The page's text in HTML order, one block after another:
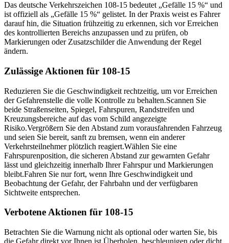
Das deutsche Verkehrszeichen 108-15 bedeutet „Gefälle 15 %“ und
ist offiziell als „Gefälle 15 %“ gelistet. In der Praxis weist es Fahrer
darauf hin, die Situation frühzeitig zu erkennen, sich vor Erreichen
des kontrollierten Bereichs anzupassen und zu prüfen, ob
Markierungen oder Zusatzschilder die Anwendung der Regel
ändern.
Zulässige Aktionen für 108-15
Reduzieren Sie die Geschwindigkeit rechtzeitig, um vor Erreichen
der Gefahrenstelle die volle Kontrolle zu behalten.Scannen Sie
beide Straßenseiten, Spiegel, Fahrspuren, Randstreifen und
Kreuzungsbereiche auf das vom Schild angezeigte
Risiko.Vergrößern Sie den Abstand zum vorausfahrenden Fahrzeug
und seien Sie bereit, sanft zu bremsen, wenn ein anderer
Verkehrsteilnehmer plötzlich reagiert.Wählen Sie eine
Fahrspurenposition, die sicheren Abstand zur gewarnten Gefahr
lässt und gleichzeitig innerhalb Ihrer Fahrspur und Markierungen
bleibt.Fahren Sie nur fort, wenn Ihre Geschwindigkeit und
Beobachtung der Gefahr, der Fahrbahn und der verfügbaren
Sichtweite entsprechen.
Verbotene Aktionen für 108-15
Betrachten Sie die Warnung nicht als optional oder warten Sie, bis
die Gefahr direkt vor Ihnen ist.Überholen, beschleunigen oder dicht